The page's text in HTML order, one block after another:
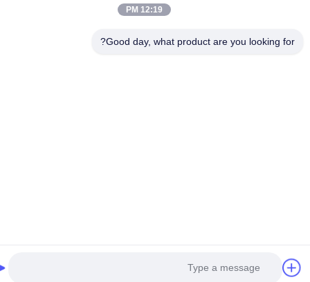
12:19 PM
Good day, what product are you looking